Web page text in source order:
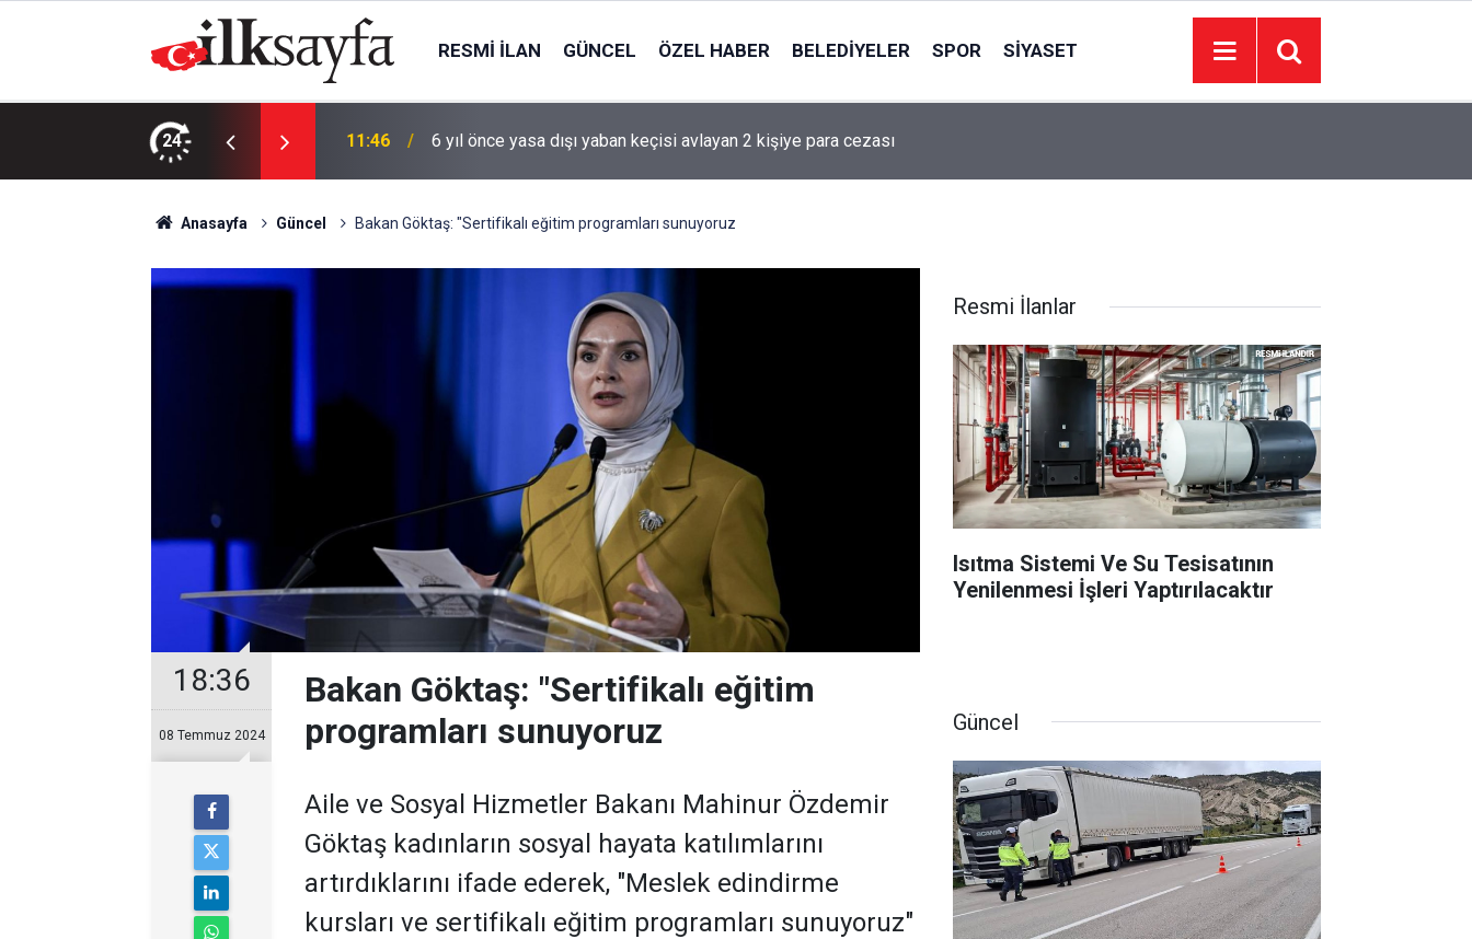
RESMI İLAN GÜNCEL ÖZEL HABER BELEDIYELER SPOR SIYASET
24
bozuk midye yakalandı 11:46 6 yıl önce yasa dışı yaban keçisi avlayan 2 kişiye para cezası
Anasayfa Güncel Bakan Göktaş: "Sertifikalı eğitim programları sunuyoruz
18:36
08 Temmuz 2024
Bakan Göktaş: "Sertifikalı eğitim
programları sunuyoruz
Aile ve Sosyal Hizmetler Bakanı Mahinur Özdemir
Göktaş kadınların sosyal hayata katılımlarını
artırdıklarını ifade ederek, "Meslek edindirme
kursları ve sertifikalı eğitim programları sunuyoruz"
Resmi İlanlar
Isıtma Sistemi Ve Su Tesisatının
Yenilenmesi İşleri Yaptırılacaktır
Güncel